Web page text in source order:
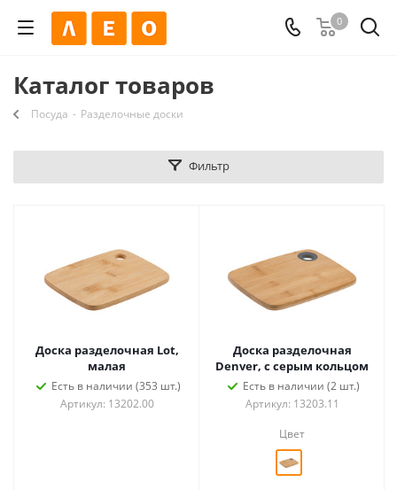
0
Каталог товаров
Посуда - Разделочные доски
Фильтр
Доска разделочная Lot,
малая
Есть в наличии (353 шт.)
Артикул: 13202.00
Доска разделочная
Denver, с серым кольцом
Есть в наличии (2 шт.)
Артикул: 13203.11
Цвет